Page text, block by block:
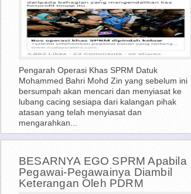
Pengarah Operasi Khas SPRM Datuk
Mohammed Bahri Mohd Zin yang sebelum ini
bersumpah akan mencari dan menyiasat ke
lubang cacing sesiapa dari kalangan pihak
atasan yang telah menyiasat dan
mengarahkan...
BESARNYA EGO SPRM Apabila
Pegawai-Pegawainya Diambil
Keterangan Oleh PDRM